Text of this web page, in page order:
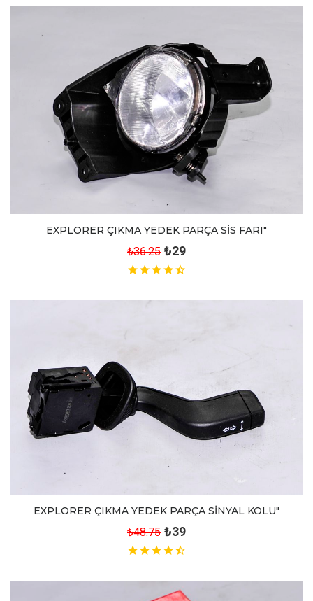
EXPLORER ÇIKMA YEDEK PARÇA SİS FARI"
₺36.25 ₺29
EXPLORER ÇIKMA YEDEK PARÇA SİNYAL KOLU"
₺48.75 ₺39